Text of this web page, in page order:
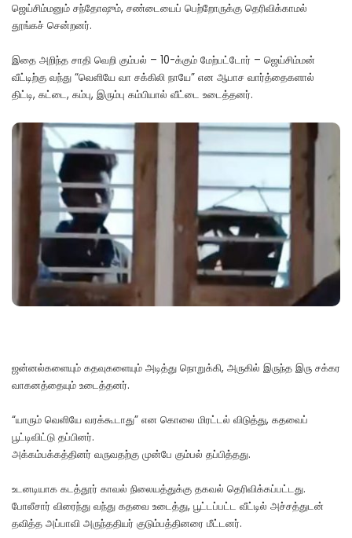
ஜெய்சிம்மனும் சந்தோஷும், சண்டையைப் பெற்றோருக்கு தெரிவிக்காமல்
தூங்கச் சென்றனர்.
இதை அறிந்த சாதி வெறி கும்பல் – 10-க்கும் மேற்பட்டோர் – ஜெய்சிம்மன்
வீட்டிற்கு வந்து “வெளியே வா சக்கிலி நாயே” என ஆபாச வார்த்தைகளால்
திட்டி, கட்டை, கம்பு, இரும்பு கம்பியால் வீட்டை உடைத்தனர்.
ஜன்னல்களையும் கதவுகளையும் அடித்து நொறுக்கி, அருகில் இருந்த இரு சக்கர
வாகனத்தையும் உடைத்தனர்.
“யாரும் வெளியே வரக்கூடாது” என கொலை மிரட்டல் விடுத்து, கதவைப்
பூட்டிவிட்டு தப்பினர்.
அக்கம்பக்கத்தினர் வருவதற்கு முன்பே கும்பல் தப்பித்தது.
உடனடியாக கடத்தூர் காவல் நிலையத்துக்கு தகவல் தெரிவிக்கப்பட்டது.
போலீசார் விரைந்து வந்து கதவை உடைத்து, பூட்டப்பட்ட வீட்டில் அச்சத்துடன்
தவித்த அப்பாவி அருந்ததியர் குடும்பத்தினரை மீட்டனர்.